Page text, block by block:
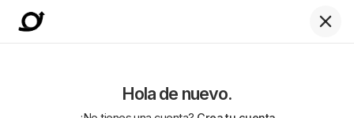
Hola de nuevo.